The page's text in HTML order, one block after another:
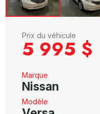
Prix du véhicule
5 995 $
Marque
Nissan
Modèle